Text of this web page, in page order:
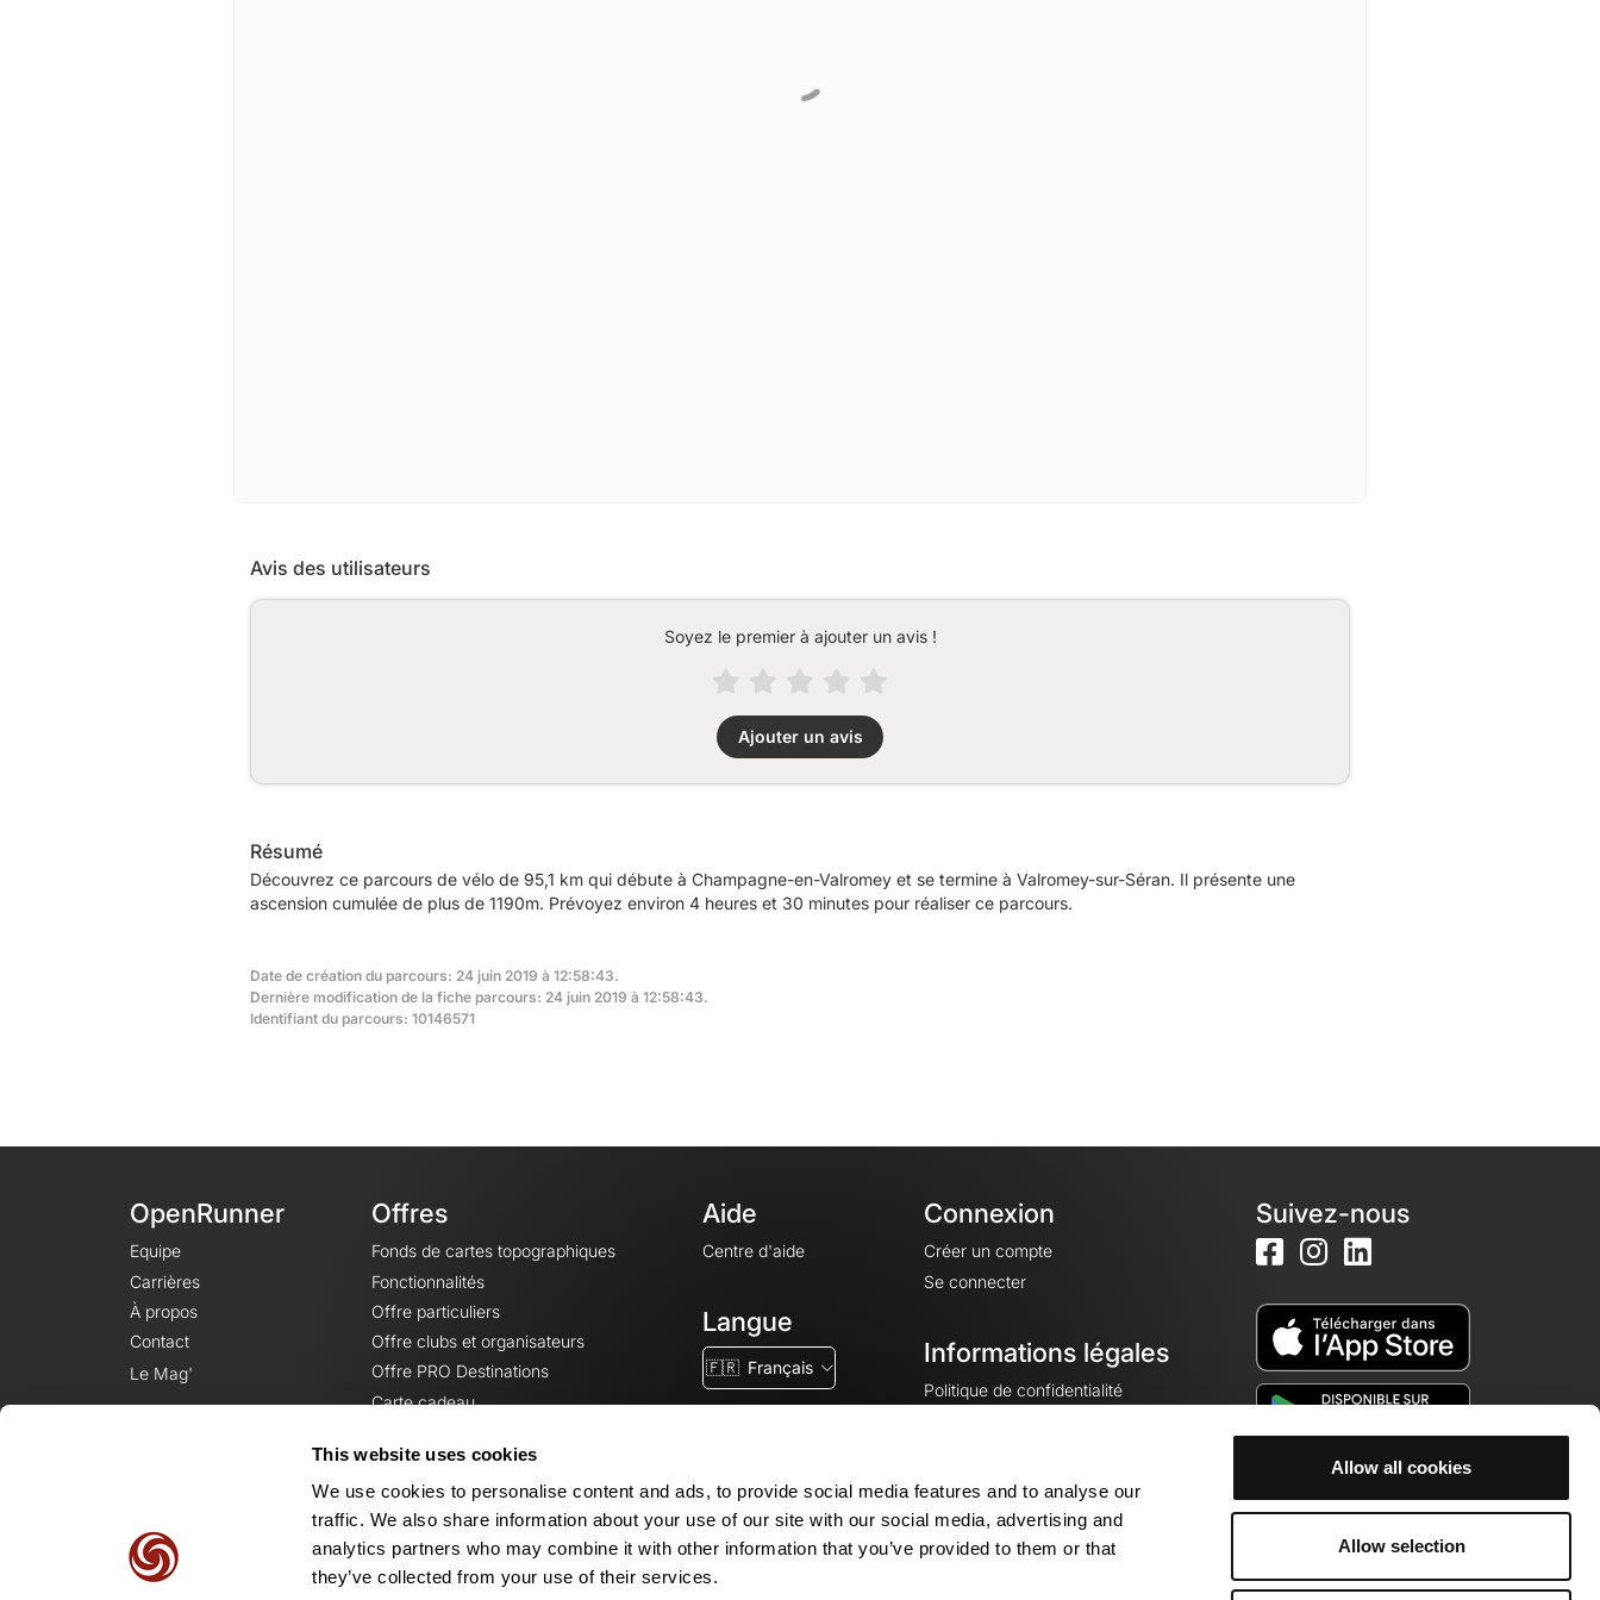
This website uses cookies
We use cookies to personalise content and ads, to provide social media features and to analyse our
traffic. We also share information about your use of our site with our social media, advertising and
analytics partners who may combine it with other information that you’ve provided to them or that
they’ve collected from your use of their services.
Allow all cookies
Allow selection
Avis des utilisateurs
Soyez le premier à ajouter un avis !
Ajouter un avis
Résumé
Découvrez ce parcours de vélo de 95,1 km qui débute à Champagne-en-Valromey et se termine à Valromey-sur-Séran. Il présente une
ascension cumulée de plus de 1190m. Prévoyez environ 4 heures et 30 minutes pour réaliser ce parcours.
Date de création du parcours: 24 juin 2019 à 12:58:43.
Dernière modification de la fiche parcours: 24 juin 2019 à 12:58:43.
Identifiant du parcours: 10146571
OpenRunner
Equipe
Carrières
À propos
Contact
Le Mag'
Offres
Fonds de cartes topographiques
Fonctionnalités
Offre particuliers
Offre clubs et organisateurs
Offre PRO Destinations
Carte cadeau
Aide
Centre d'aide
Langue
🇫🇷 Français
Connexion
Créer un compte
Se connecter
Informations légales
Politique de confidentialité
Mentions légales
Paramètres des cookies
Suivez-nous